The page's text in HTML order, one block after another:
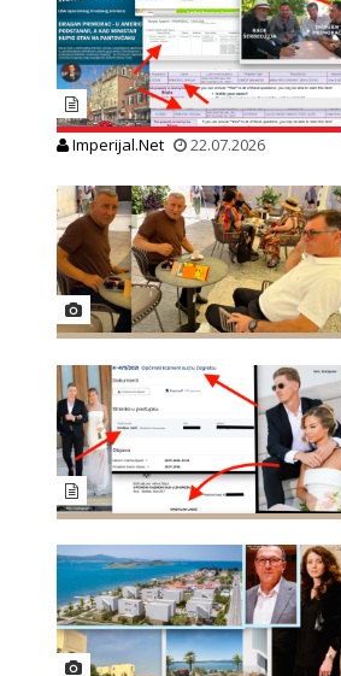
Imperijal.Net 22.07.2026